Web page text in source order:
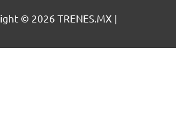
© 2026 TRENES.MX |